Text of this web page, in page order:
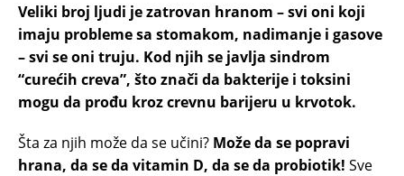
Veliki broj ljudi je zatrovan hranom – svi oni koji
imaju probleme sa stomakom, nadimanje i gasove
– svi se oni truju. Kod njih se javlja sindrom
“curećih creva”, što znači da bakterije i toksini
mogu da prođu kroz crevnu barijeru u krvotok.
Šta za njih može da se učini? Može da se popravi
hrana, da se da vitamin D, da se da probiotik! Sve